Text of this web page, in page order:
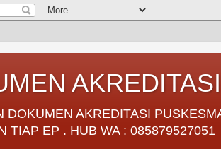
DOKUMEN AKREDITASI
TIAP EP . HUB WA : 085879527051